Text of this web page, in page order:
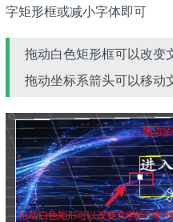
字矩形框或减小字体即可
拖动白色矩形框可以改变
拖动坐标系箭头可以移动